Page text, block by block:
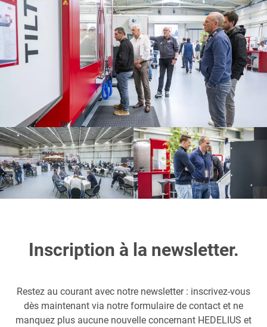
Inscription à la newsletter.
Restez au courant avec notre newsletter : inscrivez-vous
dès maintenant via notre formulaire de contact et ne
manquez plus aucune nouvelle concernant HEDELIUS et